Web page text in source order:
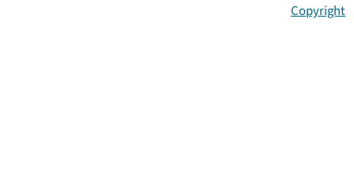
Copyright